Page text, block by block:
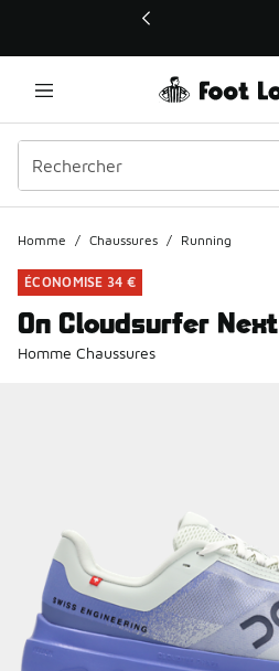
Ce lien ouvrira une nouvelle fenêtre
Homme / Chaussures / Running
ÉCONOMISE 34 €
On Cloudsurfer Next
Homme Chaussures